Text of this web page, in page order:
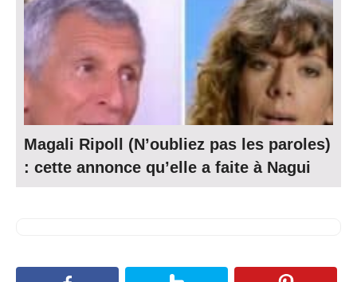
Magali Ripoll (N’oubliez pas les paroles)
: cette annonce qu’elle a faite à Nagui